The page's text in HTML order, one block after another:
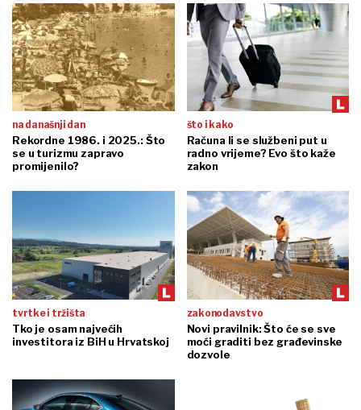
na današnji dan
Rekordne 1986. i 2025.: Što
se u turizmu zapravo
promijenilo?
što i kako
Računa li se službeni put u
radno vrijeme? Evo što kaže
zakon
tvrtke i tržišta
Tko je osam najvećih
investitora iz BiH u Hrvatskoj
zakonodavstvo
Novi pravilnik: Što će se sve
moći graditi bez građevinske
dozvole